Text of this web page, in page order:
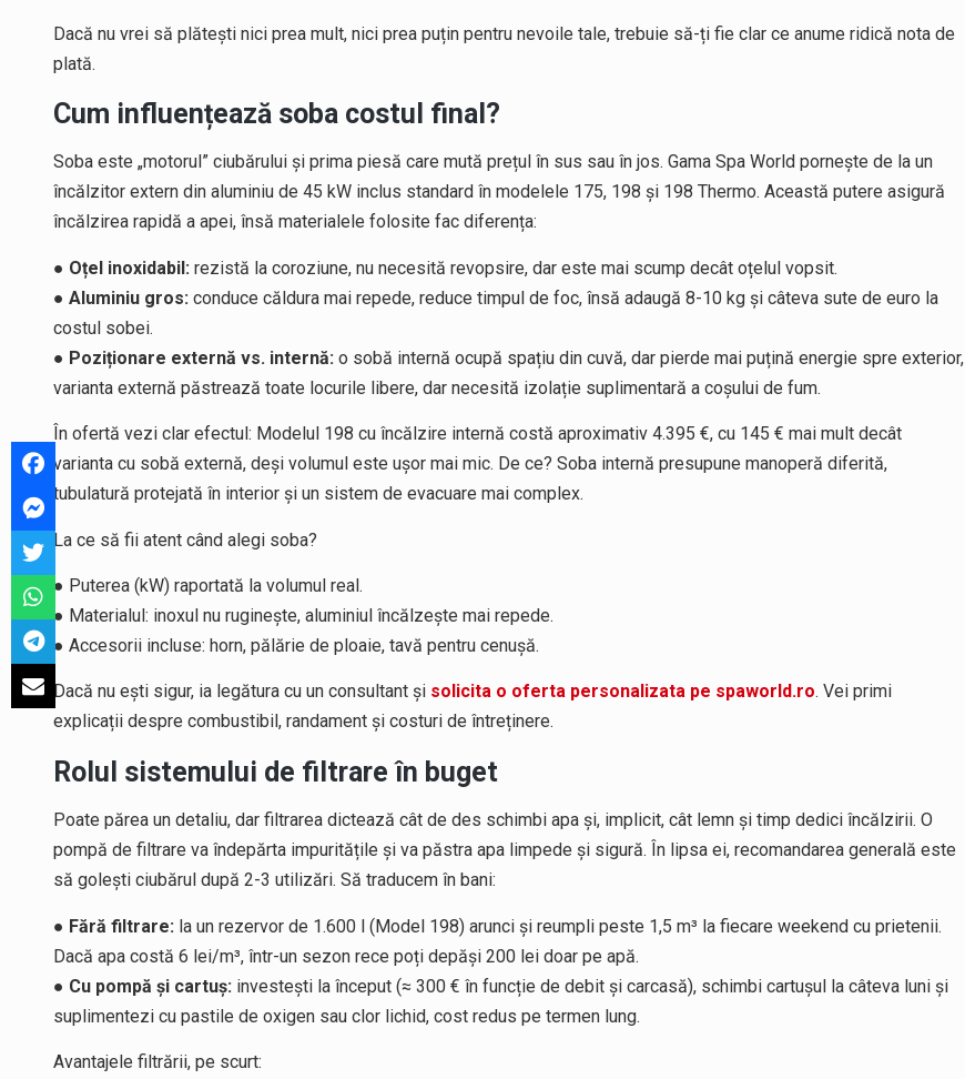
Dacă nu vrei să plătești nici prea mult, nici prea puțin pentru nevoile tale, trebuie să-ți fie clar ce anume ridică nota de
plată.
Cum influențează soba costul final?
Soba este „motorul” ciubărului și prima piesă care mută prețul în sus sau în jos. Gama Spa World pornește de la un
încălzitor extern din aluminiu de 45 kW inclus standard în modelele 175, 198 și 198 Thermo. Această putere asigură
încălzirea rapidă a apei, însă materialele folosite fac diferența:
● Oțel inoxidabil: rezistă la coroziune, nu necesită revopsire, dar este mai scump decât oțelul vopsit.
● Aluminiu gros: conduce căldura mai repede, reduce timpul de foc, însă adaugă 8-10 kg și câteva sute de euro la
costul sobei.
● Poziționare externă vs. internă: o sobă internă ocupă spațiu din cuvă, dar pierde mai puțină energie spre exterior,
varianta externă păstrează toate locurile libere, dar necesită izolație suplimentară a coșului de fum.
În ofertă vezi clar efectul: Modelul 198 cu încălzire internă costă aproximativ 4.395 €, cu 145 € mai mult decât
varianta cu sobă externă, deși volumul este ușor mai mic. De ce? Soba internă presupune manoperă diferită,
tubulatură protejată în interior și un sistem de evacuare mai complex.
La ce să fii atent când alegi soba?
● Puterea (kW) raportată la volumul real.
● Materialul: inoxul nu ruginește, aluminiul încălzește mai repede.
● Accesorii incluse: horn, pălărie de ploaie, tavă pentru cenușă.
Dacă nu ești sigur, ia legătura cu un consultant și solicita o oferta personalizata pe spaworld.ro. Vei primi
explicații despre combustibil, randament și costuri de întreținere.
Rolul sistemului de filtrare în buget
Poate părea un detaliu, dar filtrarea dictează cât de des schimbi apa și, implicit, cât lemn și timp dedici încălzirii. O
pompă de filtrare va îndepărta impuritățile și va păstra apa limpede și sigură. În lipsa ei, recomandarea generală este
să golești ciubărul după 2-3 utilizări. Să traducem în bani:
● Fără filtrare: la un rezervor de 1.600 l (Model 198) arunci și reumpli peste 1,5 m³ la fiecare weekend cu prietenii.
Dacă apa costă 6 lei/m³, într-un sezon rece poți depăși 200 lei doar pe apă.
● Cu pompă și cartuș: investești la început (≈ 300 € în funcție de debit și carcasă), schimbi cartușul la câteva luni și
suplimentezi cu pastile de oxigen sau clor lichid, cost redus pe termen lung.
Avantajele filtrării, pe scurt: